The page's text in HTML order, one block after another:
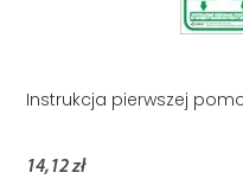
Instrukcja pierwszej
14,12 zł